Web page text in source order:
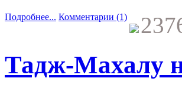
Подробнее... Комментарии (1)
Тадж-Махалу